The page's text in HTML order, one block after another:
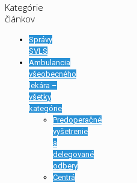
Kategórie
článkov
Správy
SVLS
Ambulancia
všeobecného
lekára –
všetky
kategórie
Predoperačné
vyšetrenie
a
delegované
odbery
Centrá